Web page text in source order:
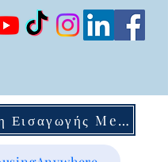
Έναρξη Εισαγωγής Mentoring